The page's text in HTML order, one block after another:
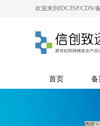
欢迎来到IDC/ISP/CDN/
首页 备